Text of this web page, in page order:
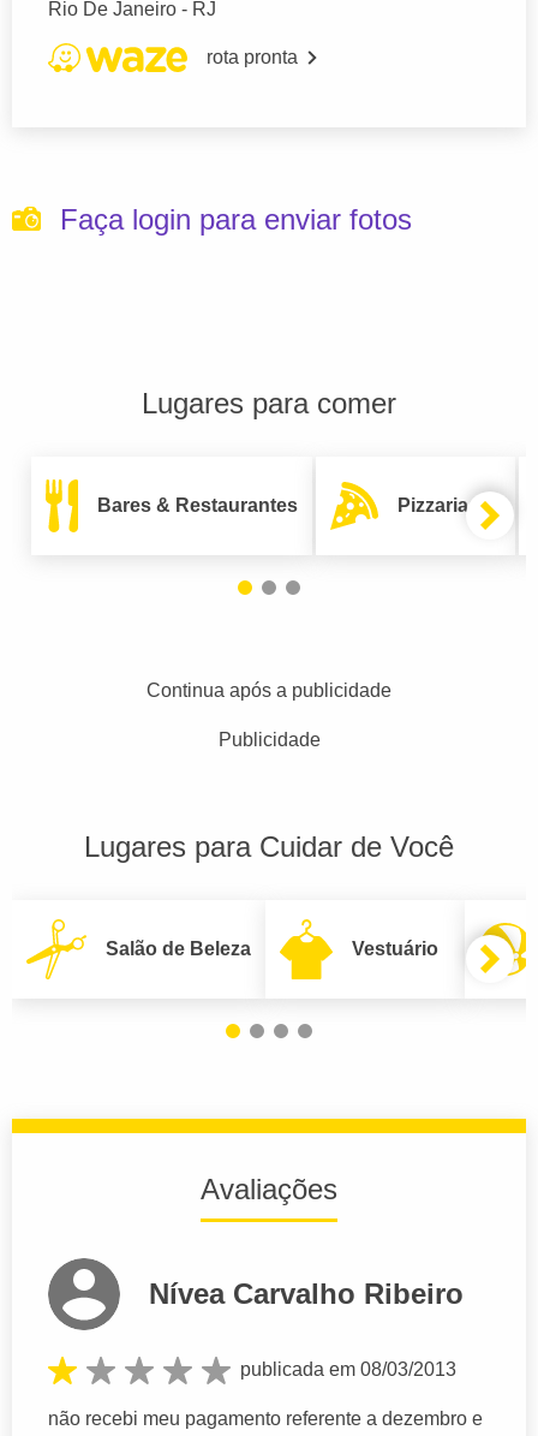
Rio De Janeiro - RJ
rota pronta
Faça login para enviar fotos
Lugares para comer
Bares & Restaurantes Pizzarias
Continua após a publicidade
Publicidade
Lugares para Cuidar de Você
Salão de Beleza Vestuário
Avaliações
Nívea Carvalho Ribeiro
publicada em 08/03/2013
não recebi meu pagamento referente a dezembro e